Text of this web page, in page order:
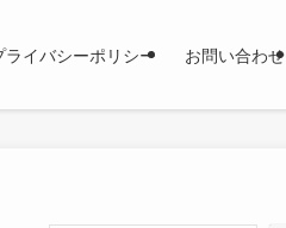
ライバシーポリシー お問い合わせ